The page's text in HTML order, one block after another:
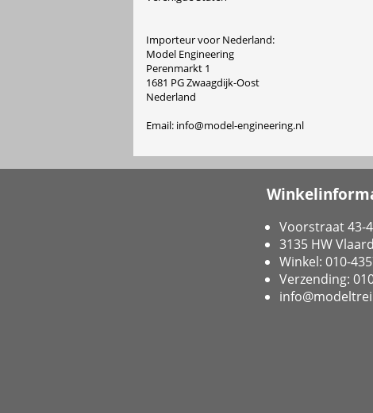
Importeur voor Nederland:
Model Engineering
Perenmarkt 1
1681 PG Zwaagdijk-Oost
Nederland
Email: info@model-engineering.nl
Voorstraat 43-
3135 HW
Winkel: 010-
Verzending: